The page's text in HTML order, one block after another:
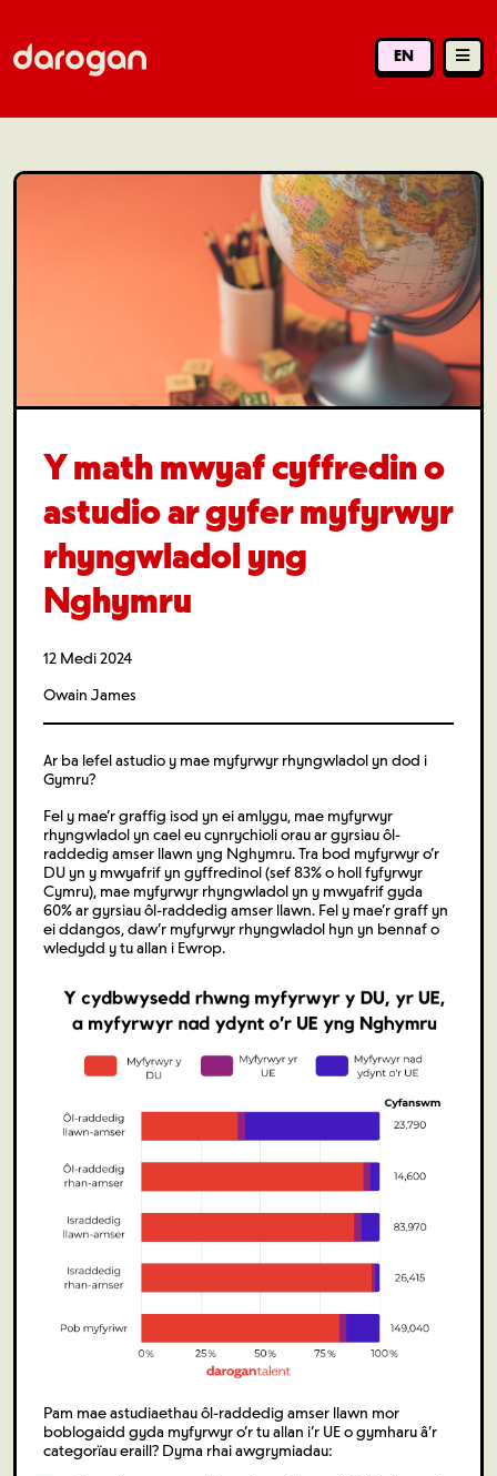
EN
Y math mwyaf cyffredin o
astudio ar gyfer myfyrwyr
rhyngwladol yng
Nghymru
12 Medi 2024
Owain James
Ar ba lefel astudio y mae myfyrwyr rhyngwladol yn dod i
Gymru?
Fel y mae’r graffig isod yn ei amlygu, mae myfyrwyr
rhyngwladol yn cael eu cynrychioli orau ar gyrsiau ôl-
raddedig amser llawn yng Nghymru. Tra bod myfyrwyr o’r
DU yn y mwyafrif yn gyffredinol (sef 83% o holl fyfyrwyr
Cymru), mae myfyrwyr rhyngwladol yn y mwyafrif gyda
60% ar gyrsiau ôl-raddedig amser llawn. Fel y mae’r graff yn
ei ddangos, daw’r myfyrwyr rhyngwladol hyn yn bennaf o
wledydd y tu allan i Ewrop.
Pam mae astudiaethau ôl-raddedig amser llawn mor
boblogaidd gyda myfyrwyr o’r tu allan i’r UE o gymharu â’r
categorïau eraill? Dyma rhai awgrymiadau: